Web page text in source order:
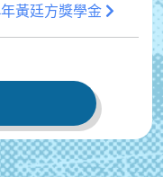
黃廷方獎學金